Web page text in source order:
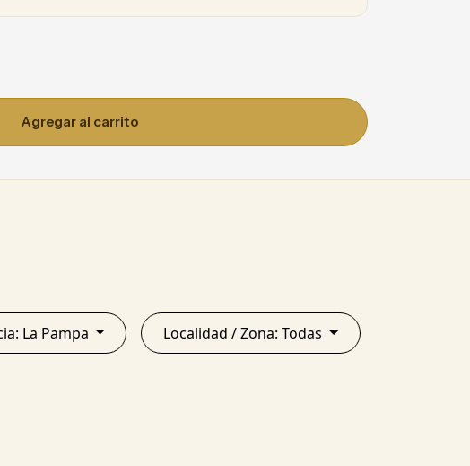
Agregar al carrito
Provincia: La Pampa Localidad / Zona: Todas